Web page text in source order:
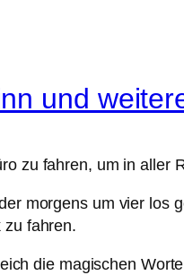
und
zu fahren, um in aller
morgens um vier
zu fahren.
die magischen